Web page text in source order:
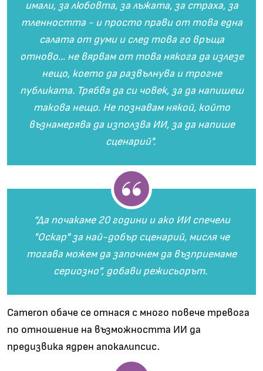
имали, за любовта, за лъжата, за страха, за
тленността - и просто прави от това една
салата от думи и след това го връща
отново... не вярвам от това някога да излезе
нещо, което да развълнува и трогне
публиката. Трябва да си човек, за да напишеш
такова нещо. Не познавам някой, който
възнамерява да използва ИИ, за да напише
сценарий".
“Да почакаме 20 години и ако ИИ спечели
"Оскар" за най-добър сценарий, мисля че
тогава можем да започнем да възприемаме
сериозно”, добави режисьорът.
Cameron обаче се отнася с много повече тревога
по отношение на възможността ИИ да
предизвика ядрен апокалипсис.